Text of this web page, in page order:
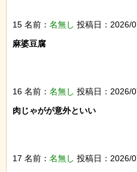
15 名前： 名無し 投稿日：2026/
麻婆豆腐
16 名前： 名無し 投稿日：2026/
肉じゃがが意外といい
17 名前： 名無し 投稿日：2026/